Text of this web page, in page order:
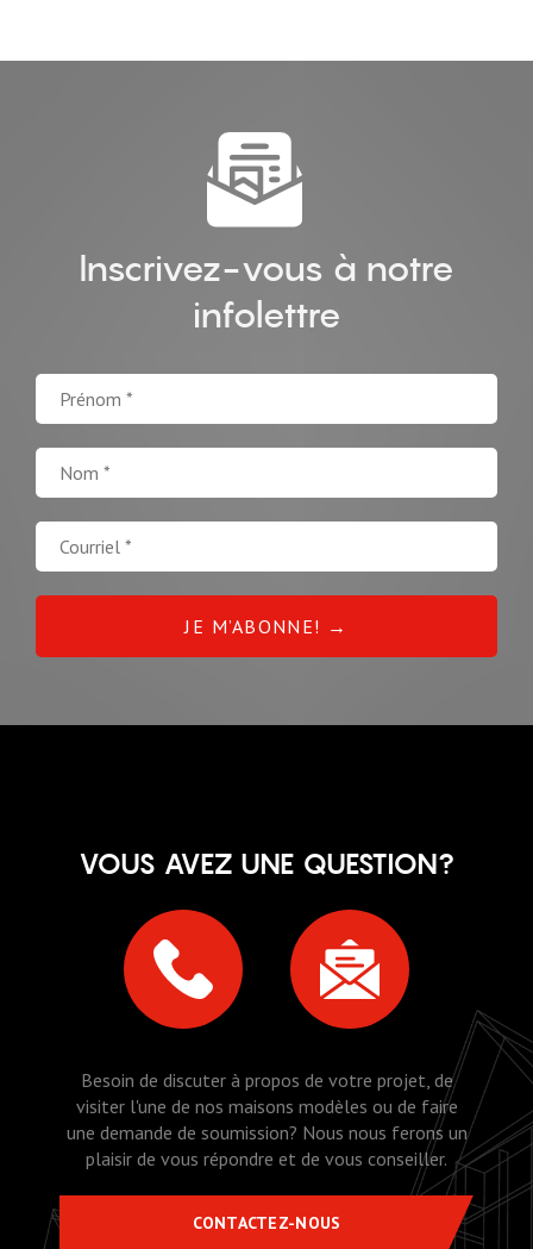
Inscrivez-vous à notre
infolettre
VOUS AVEZ UNE QUESTION?
Besoin de discuter à propos de votre projet, de
visiter l'une de nos maisons modèles ou de faire
une demande de soumission? Nous nous ferons un
plaisir de vous répondre et de vous conseiller.
CONTACTEZ-NOUS